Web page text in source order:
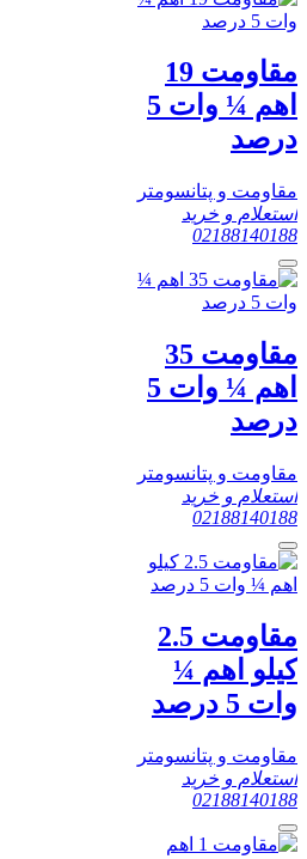
مقاومت 19
اهم ¼ وات 5
درصد
مقاومت و پتانسومتر
استعلام و خرید
02188140188
مقاومت 35
اهم ¼ وات 5
درصد
مقاومت و پتانسومتر
استعلام و خرید
02188140188
مقاومت 2.5
کیلو اهم ¼
وات 5 درصد
مقاومت و پتانسومتر
استعلام و خرید
02188140188